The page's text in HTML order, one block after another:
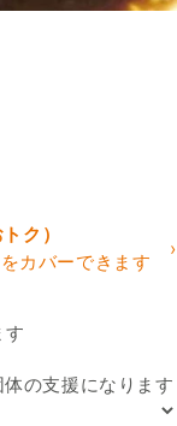
ク）
カバーできます
›
す
の支援になります